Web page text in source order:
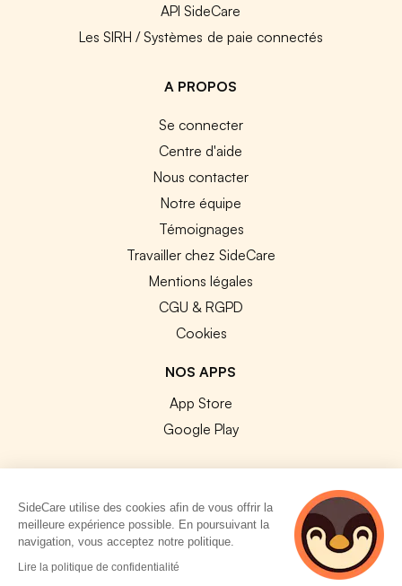
API SideCare
Les SIRH / Systèmes de paie connectés
A PROPOS
Se connecter
Centre d'aide
Nous contacter
Notre équipe
Témoignages
Travailler chez SideCare
Mentions légales
CGU & RGPD
Cookies
NOS APPS
App Store
Google Play
© 2026 SideCare. Tous droits réservés.
SideCare utilise des cookies afin de vous offrir la
meilleure expérience possible. En poursuivant la
navigation, vous acceptez notre politique.
Lire la politique de confidentialité
4 personnes
consultent